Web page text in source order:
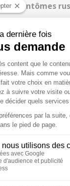
fantômes
depuis
n'ont pas été
24,2 à 12,4
restés
, le
des pays
alternatifs.